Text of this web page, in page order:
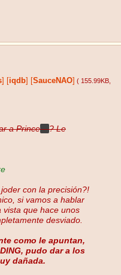
iqdb SauceNAO ( 155.99KB
a Princesa? Le
con la precisión?!
si vamos a hablar
vista que hace unos
desviado.
como le apuntan,
pudo dar a los
dañada.